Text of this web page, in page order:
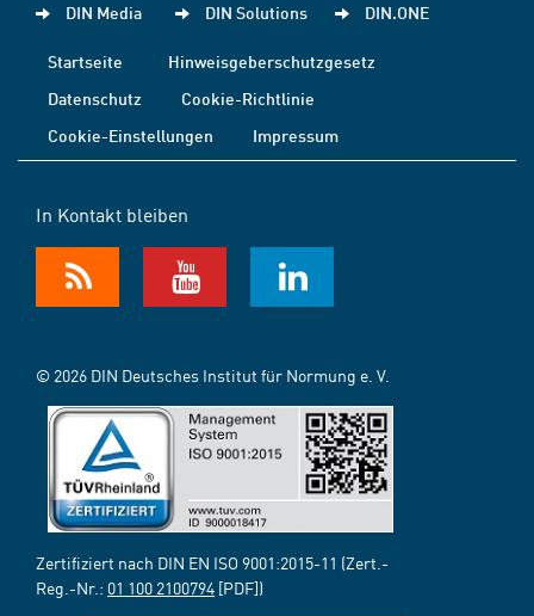
DIN Media DIN Solutions DIN.ONE
Startseite
Hinweisgeberschutzgesetz
Datenschutz
Cookie-Richtlinie
Cookie-Einstellungen
Impressum
In Kontakt bleiben
© 2026 DIN Deutsches Institut für Normung e. V.
Zertifiziert nach DIN EN ISO 9001:2015-11 (Zert.-
Reg.-Nr.: 01 100 2100794 [PDF])